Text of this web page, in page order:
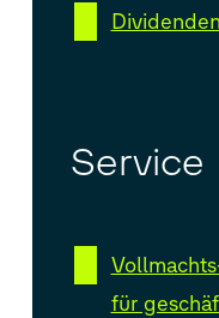
Service
für